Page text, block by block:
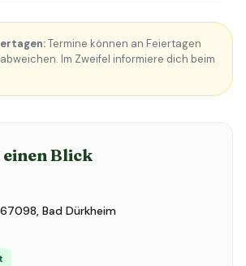
Termine können an Feiertagen
Im Zweifel informiere dich beim
Blick
Bad Dürkheim